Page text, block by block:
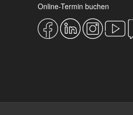
Online-Termin buchen